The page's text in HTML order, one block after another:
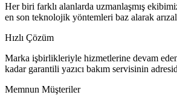
Her biri farklı alanlarda uzmanlaşmış
en son teknolojik yöntemleri baz alarak
Hızlı Çözüm
Marka işbirlikleriyle hizmetlerine devam
kadar garantili yazıcı bakım servisinin
Memnun Müşteriler